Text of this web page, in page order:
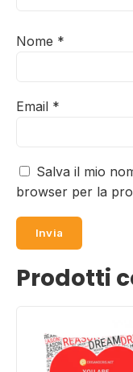
Nome *
Email *
Salva il mio
browser per la
Prodotti